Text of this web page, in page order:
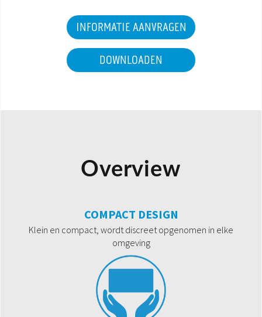
INFORMATIE AANVRAGEN
DOWNLOADEN
Overview
COMPACT DESIGN
Klein en compact, wordt discreet opgenomen in elke
omgeving